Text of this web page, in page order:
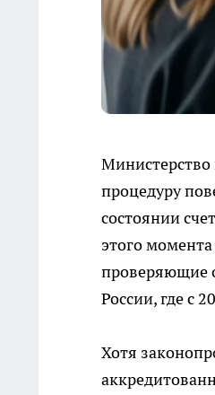
процедуру
состоянии
этого
проверяющие
России, где с
Хотя